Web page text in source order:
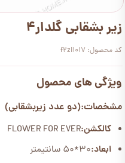
زیر بشقابی گلدار4
کد محصول: f2zi1017
ویژگی های محصول
مشخصات:(دو عدد زیربشقابی)
کالکشن:FLOWER FOR EVER
ابعاد:30*50 سانتیمتر